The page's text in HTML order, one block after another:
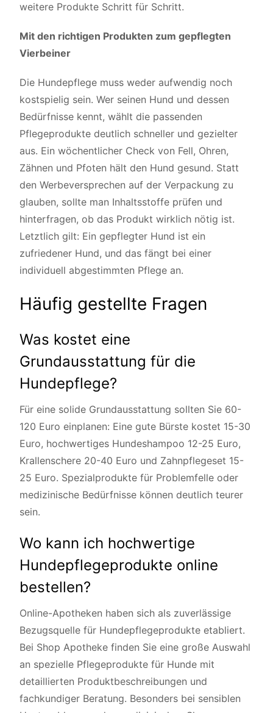
weitere Produkte Schritt für Schritt.
Mit den richtigen Produkten zum gepflegten
Vierbeiner
Die Hundepflege muss weder aufwendig noch
kostspielig sein. Wer seinen Hund und dessen
Bedürfnisse kennt, wählt die passenden
Pflegeprodukte deutlich schneller und gezielter
aus. Ein wöchentlicher Check von Fell, Ohren,
Zähnen und Pfoten hält den Hund gesund. Statt
den Werbeversprechen auf der Verpackung zu
glauben, sollte man Inhaltsstoffe prüfen und
hinterfragen, ob das Produkt wirklich nötig ist.
Letztlich gilt: Ein gepflegter Hund ist ein
zufriedener Hund, und das fängt bei einer
individuell abgestimmten Pflege an.
Häufig gestellte Fragen
Was kostet eine
Grundausstattung für die
Hundepflege?
Für eine solide Grundausstattung sollten Sie 60-
120 Euro einplanen: Eine gute Bürste kostet 15-30
Euro, hochwertiges Hundeshampoo 12-25 Euro,
Krallenschere 20-40 Euro und Zahnpflegeset 15-
25 Euro. Spezialprodukte für Problemfelle oder
medizinische Bedürfnisse können deutlich teurer
sein.
Wo kann ich hochwertige
Hundepflegeprodukte online
bestellen?
Online-Apotheken haben sich als zuverlässige
Bezugsquelle für Hundepflegeprodukte etabliert.
Bei Shop Apotheke finden Sie eine große Auswahl
an spezielle Pflegeprodukte für Hunde mit
detaillierten Produktbeschreibungen und
fachkundiger Beratung. Besonders bei sensiblen